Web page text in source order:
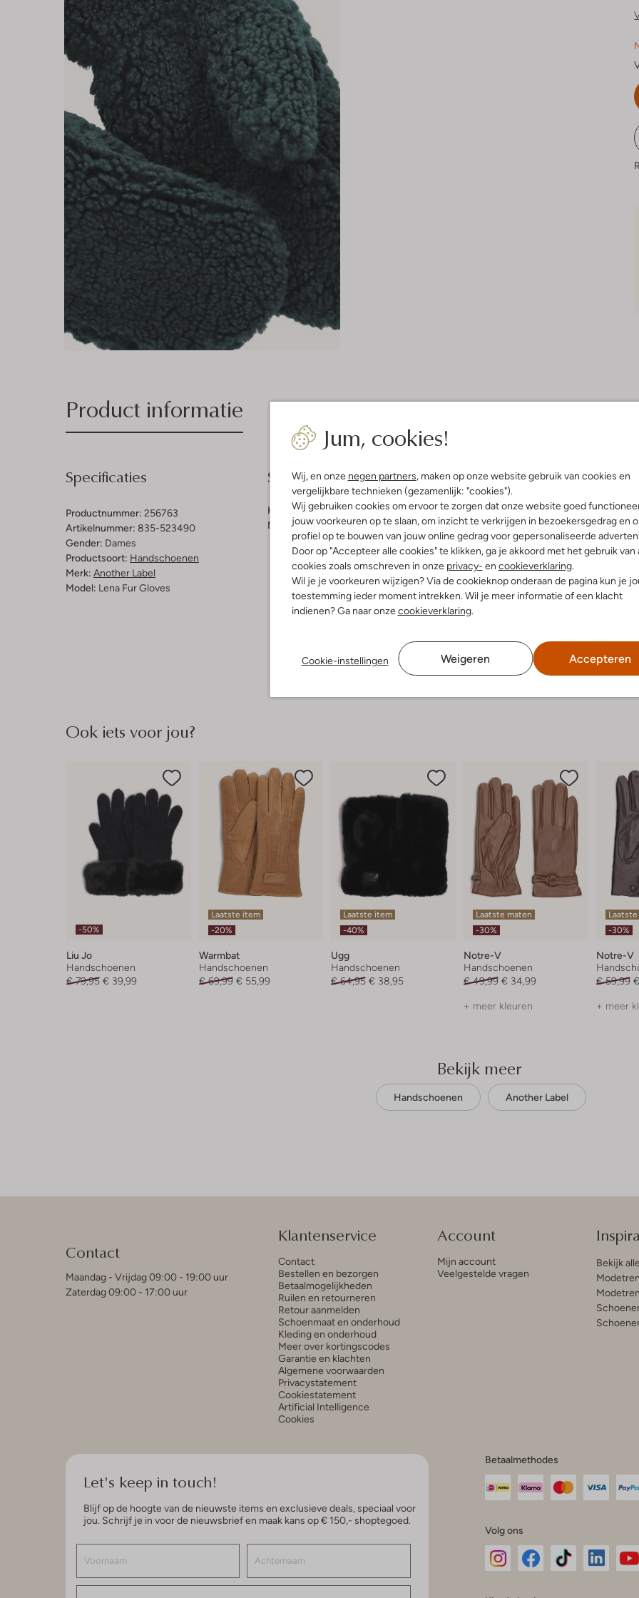
Jum, cookies!
Wij, en onze negen partners, maken op onze website gebruik van cookies en
vergelijkbare technieken (gezamenlijk: "cookies").
Wij gebruiken cookies om ervoor te zorgen dat onze website goed
jouw voorkeuren op te slaan, om inzicht te verkrijgen in bezoekersgedrag en
profiel op te bouwen van jouw online gedrag voor gepersonaliseerde
Door op "Accepteer alle cookies" te klikken, ga je akkoord met het gebruik van
cookies zoals omschreven in onze privacy- en cookieverklaring.
Wil je je voorkeuren wijzigen? Via de cookieknop onderaan de pagina kun je
toestemming ieder moment intrekken. Wil je meer informatie of een klacht
indienen? Ga naar onzecookieverklaring.
Cookie-instellingen Weigeren Accepteren
Product informatie Bezorgen & retourneren
Specificaties
Productnummer: 256763
Artikelnummer: 835-523490
Gender: Dames
Productsoort: Handschoenen
Merk: Another Label
Model: Lena Fur Gloves
Samenstelling & Pasvorm
Kleur:Groen
Materiaal binnenkant: Polyester
Omschrijving
De perfecte items voor koude
handschoenen LENA FUR
gemaakt van zacht polyester en
gevoel. De bovenkant is
handen ongeëvenaarde
Maatadvies: de handschoenen
handschoen, gemeten vanaf het
Ook iets voor jou?
-50%
Liu Jo
Handschoenen
€ 79,95 € 39,99
Laatste item
-20%
Warmbat
Handschoenen
€ 69,99 € 55,99
Laatste item
-40%
Ugg
Handschoenen
€ 64,95 € 38,95
Laatste maten
-30%
Notre-V
Handschoenen
€ 49,99 € 34,99
+ meer kleuren
-30%
Notre-V
€ 59,99
+ meer
Bekijk meer
Handschoenen Another Label
Contact
Maandag - Vrijdag 09:00 - 19:00 uur
Zaterdag 09:00 - 17:00 uur
Klantenservice
Contact
Bestellen en bezorgen
Betaalmogelijkheden
Ruilen en retourneren
Retour aanmelden
Schoenmaat en onderhoud
Kleding en onderhoud
Meer over kortingscodes
Garantie en klachten
Algemene voorwaarden
Privacystatement
Cookiestatement
Artificial Intelligence
Cookies
Account
Mijn account
Veelgestelde vragen
Bekijk
Let's keep in touch!
Blijf op de hoogte van de nieuwste items en exclusieve deals, speciaal voor
jou. Schrijf je in voor de nieuwsbrief en maak kans op € 150,- shoptegoed.
Betaalmethodes
Volg ons